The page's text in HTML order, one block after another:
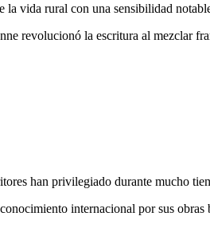
la vida rural con una sensibilidad
revolucionó la escritura al mezclar
han privilegiado durante mucho
internacional por sus obras